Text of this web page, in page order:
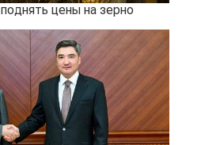
цены на зерно